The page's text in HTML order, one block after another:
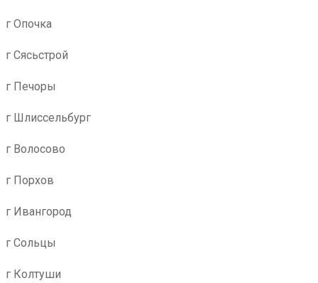
г Опочка
г Сясьстрой
г Печоры
г Шлиссельбург
г Волосово
г Порхов
г Ивангород
г Сольцы
г Колтуши